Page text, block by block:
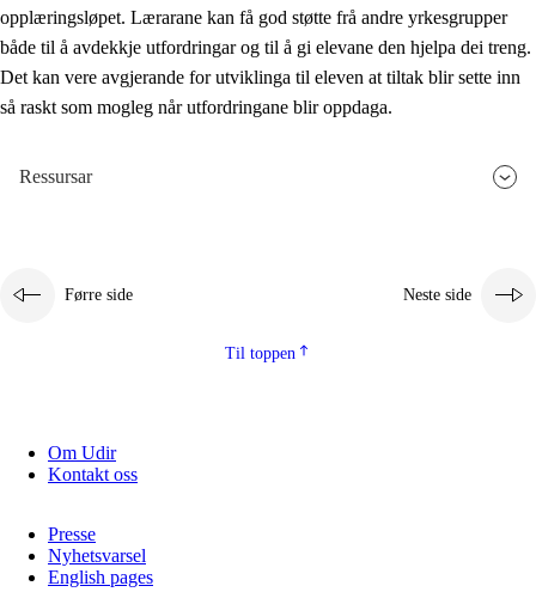
opplæringsløpet. Lærarane kan få god støtte frå andre yrkesgrupper
både til å avdekkje utfordringar og til å gi elevane den hjelpa dei treng.
Det kan vere avgjerande for utviklinga til eleven at tiltak blir sette inn
så raskt som mogleg når utfordringane blir oppdaga.
Ressursar
Førre side Neste side
Til toppen
Om Udir
Kontakt oss
Presse
Nyhetsvarsel
English pages